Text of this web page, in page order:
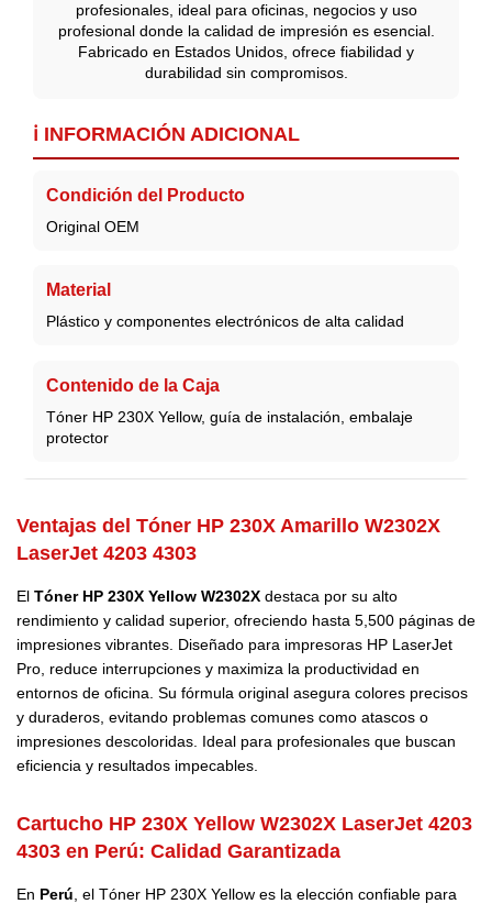
profesionales, ideal para oficinas, negocios y uso
profesional donde la calidad de impresión es esencial.
Fabricado en Estados Unidos, ofrece fiabilidad y
durabilidad sin compromisos.
ℹ️ INFORMACIÓN ADICIONAL
Condición del Producto
Original OEM
Material
Plástico y componentes electrónicos de alta calidad
Contenido de la Caja
Tóner HP 230X Yellow, guía de instalación, embalaje
protector
Ventajas del Tóner HP 230X Amarillo W2302X
LaserJet 4203 4303
El Tóner HP 230X Yellow W2302X destaca por su alto
rendimiento y calidad superior, ofreciendo hasta 5,500 páginas de
impresiones vibrantes. Diseñado para impresoras HP LaserJet
Pro, reduce interrupciones y maximiza la productividad en
entornos de oficina. Su fórmula original asegura colores precisos
y duraderos, evitando problemas comunes como atascos o
impresiones descoloridas. Ideal para profesionales que buscan
eficiencia y resultados impecables.
Cartucho HP 230X Yellow W2302X LaserJet 4203
4303 en Perú: Calidad Garantizada
En Perú , el Tóner HP 230X Yellow es la elección confiable para